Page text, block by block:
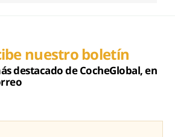
nuestro boletín
destacado de CocheGlobal, en